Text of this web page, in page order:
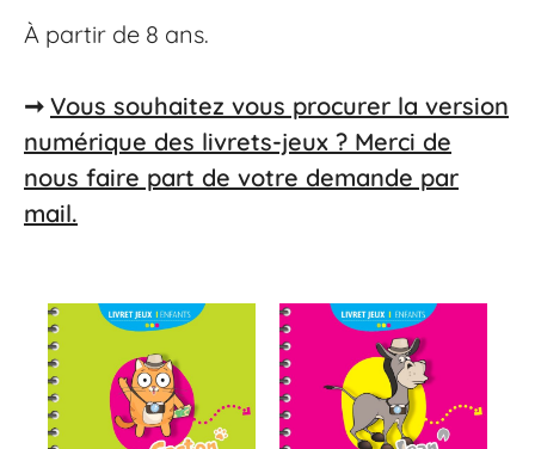
À partir de 8 ans.
➞ Vous souhaitez vous procurer la version
numérique des livrets-jeux ? Merci de
nous faire part de votre demande par
mail.